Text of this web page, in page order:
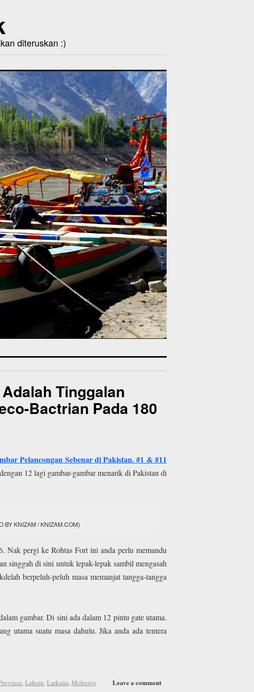
diteruskan :)
Tinggalan
Bactrian Pada 180
Pelancongan Sebenar di Pakistan. #1 & #11
12 lagi gambar-gambar menarik di Pakistan di
BY KNIZAM / KNIZAM.COM)
Nak pergi ke Rohtas Fort ini anda perlu memandu
singgah di sini untuk lepak-lepak sambil mengasah
berpeluh-peluh masa memanjat tangga-tangga
gambar. Di sini ada dalam 12 pintu gate utama.
utama suatu masa dahulu. Jika anda ada tentera
Leave a comment
,Lahore,Larkana,Mohenjo